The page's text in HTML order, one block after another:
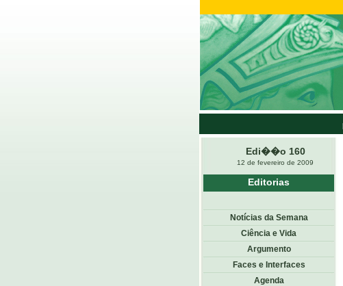
Edi��o 160
12 de fevereiro de 2009
Editorias
Notícias da Semana
Ciência e Vida
Argumento
Faces e Interfaces
Agenda